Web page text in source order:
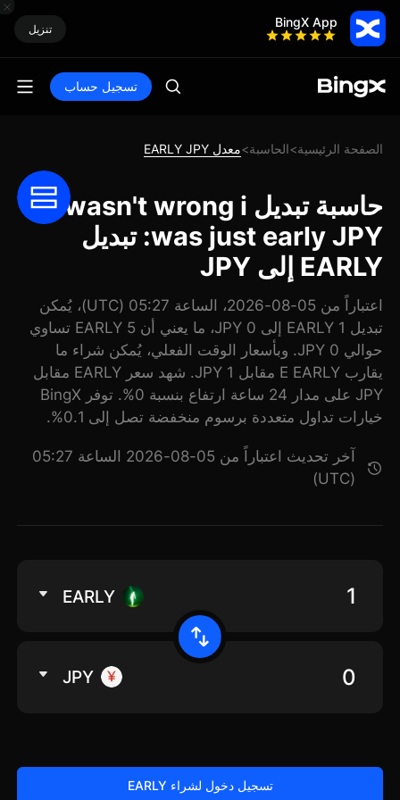
BingX App تنزيل
تسجيل حساب
الصفحة الرئيسية>الحاسبة>معدل EARLY JPY
حاسبة تبديل I wasn't wrong i
was just early JPY: تبديل
EARLY إلى JPY
اعتباراً من 05-08-2026، الساعة 05:27 (UTC)، يُمكن
تبديل 1 EARLY إلى 0 JPY، ما يعني أن 5 EARLY تساوي
حوالي 0 JPY. وبأسعار الوقت الفعلي، يُمكن شراء ما
يقارب E EARLY مقابل 1 JPY. شهد سعر EARLY مقابل
JPY على مدار 24 ساعة ارتفاع بنسبة 0%. توفر BingX
خيارات تداول متعددة برسوم منخفضة تصل إلى 0.1%.
آخر تحديث اعتباراً من 05-08-2026 الساعة 05:27
(UTC)
EARLY
JPY
تسجيل دخول لشراء EARLY